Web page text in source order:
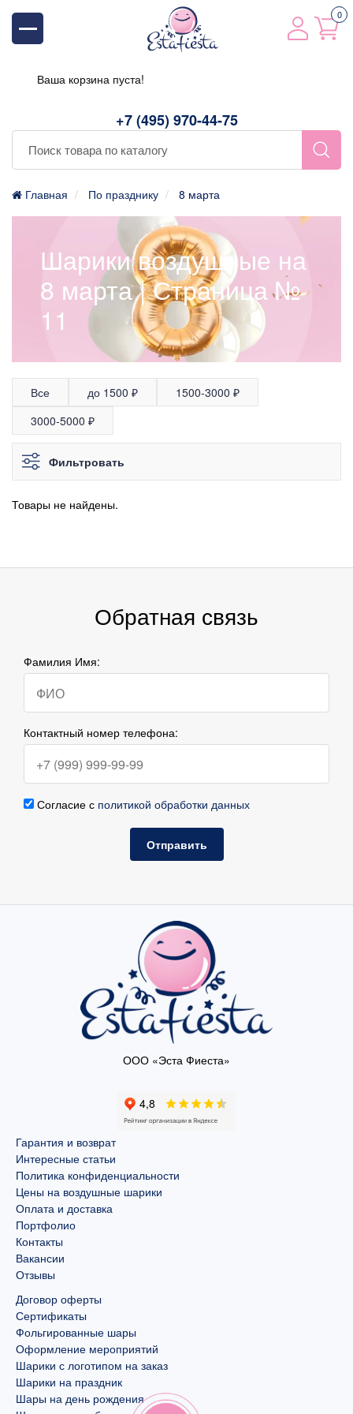
+7 (495) 970-44-75
0
Ваша корзина пуста!
Главная По празднику 8 марта
Шарики воздушные на
8 марта | Страница №
11
Все до 1500 ₽
1500-3000 ₽
3000-5000 ₽
Фильтровать
Товары не найдены.
Обратная связь
Фамилия Имя:
Контактный номер телефона:
Согласие с политикой обработки данных
Отправить
ООО «Эста Фиеста»
Гарантия и возврат
Интересные статьи
Политика конфиденциальности
Цены на воздушные шарики
Оплата и доставка
Портфолио
Контакты
Вакансии
Отзывы
Договор оферты
Сертификаты
Фольгированные шары
Оформление мероприятий
Шарики с логотипом на заказ
Шарики на праздник
Шары на день рождения